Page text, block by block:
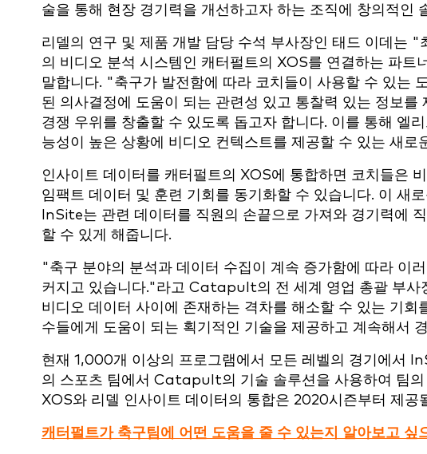
술을 통해 현장 경기력을 개선하고자 하는 조직에 창의적
리델의 연구 및 제품 개발 담당 수석 부사장인 태드 이데는
의 비디오 분석 시스템인 캐터펄트의 XOS를 연결하는 파
말합니다. "축구가 발전함에 따라 코치들이 사용할 수 있는
된 의사결정에 도움이 되는 관련성 있고 통찰력 있는 정보를
경쟁 우위를 창출할 수 있도록 돕고자 합니다. 이를 통해 엘
능성이 높은 상황에 비디오 컨텍스트를 제공할 수 있는 새로
인사이트 데이터를 캐터펄트의 XOS에 통합하면 코치들은
임팩트 데이터 및 훈련 기회를 동기화할 수 있습니다. 이
InSite는 관련 데이터를 직원의 손끝으로 가져와 경기력에
할 수 있게 해줍니다.
"축구 분야의 분석과 데이터 수집이 계속 증가함에 따라 이
커지고 있습니다."라고 Catapult의 전 세계 영업 총괄 부사
비디오 데이터 사이에 존재하는 격차를 해소할 수 있는 기
수들에게 도움이 되는 획기적인 기술을 제공하고 계속해서
현재 1,000개 이상의 프로그램에서 모든 레벨의 경기에서
의 스포츠 팀에서 Catapult의 기술 솔루션을 사용하여 팀의
XOS와 리델 인사이트 데이터의 통합은 2020시즌부터 제공
캐터펄트가 축구팀에 어떤 도움을 줄 수 있는지 알아보고